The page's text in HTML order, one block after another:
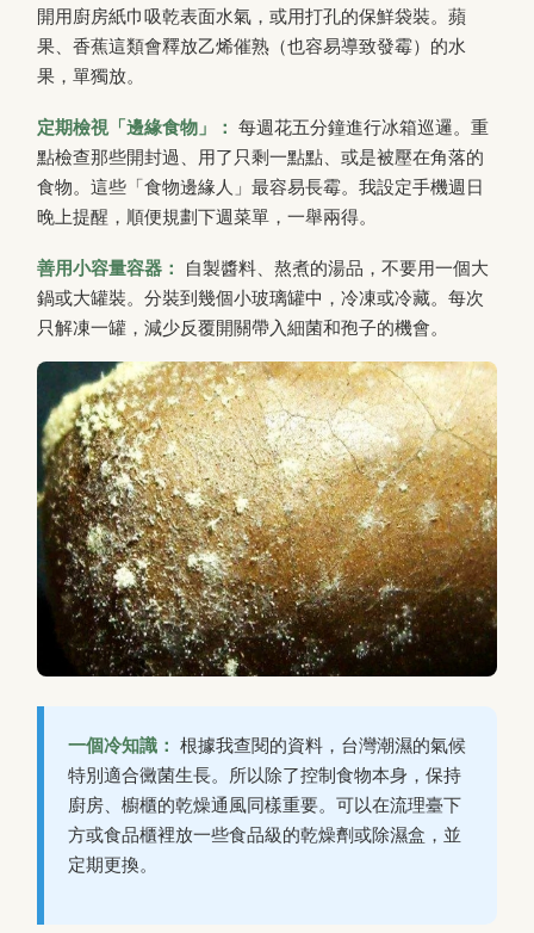
開用廚房紙巾吸乾表面水氣，或用打孔的保鮮袋裝。蘋
果、香蕉這類會釋放乙烯催熟（也容易導致發霉）的水
果，單獨放。
定期檢視「邊緣食物」： 每週花五分鐘進行冰箱巡邏。重
點檢查那些開封過、用了只剩一點點、或是被壓在角落的
食物。這些「食物邊緣人」最容易長霉。我設定手機週日
晚上提醒，順便規劃下週菜單，一舉兩得。
善用小容量容器：
自製醬料、熬煮的湯品，不要用一個大
鍋或大罐裝。分裝到幾個小玻璃罐中，冷凍或冷藏。每次
只解凍一罐，減少反覆開關帶入細菌和孢子的機會。
一個冷知識： 根據我查閱的資料，台灣潮濕的氣候
特別適合黴菌生長。所以除了控制食物本身，保持
廚房、櫥櫃的乾燥通風同樣重要。可以在流理臺下
方或食品櫃裡放一些食品級的乾燥劑或除濕盒，並
定期更換。